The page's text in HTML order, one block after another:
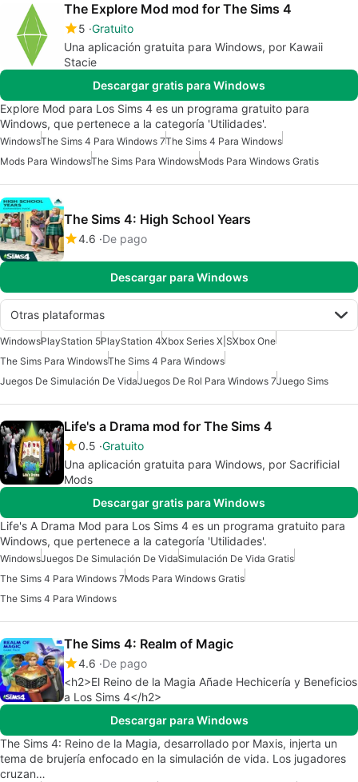
The Explore Mod mod for The Sims 4
5 Gratuito
Una aplicación gratuita para Windows, por Kawaii
Stacie
Descargar gratis para Windows
Explore Mod para Los Sims 4 es un programa gratuito para
Windows, que pertenece a la categoría 'Utilidades'.
WindowsThe Sims 4 Para Windows 7The Sims 4 Para Windows
Mods Para WindowsThe Sims Para WindowsMods Para Windows Gratis
The Sims 4: High School Years
4.6 De pago
Descargar para Windows
Otras plataformas
WindowsPlayStation 5PlayStation 4Xbox Series X|SXbox One
The Sims Para WindowsThe Sims 4 Para Windows
Juegos De Simulación De VidaJuegos De Rol Para Windows 7Juego Sims
Life's a Drama mod for The Sims 4
0.5 Gratuito
Una aplicación gratuita para Windows, por Sacrificial
Mods
Descargar gratis para Windows
Life's A Drama Mod para Los Sims 4 es un programa gratuito para
Windows, que pertenece a la categoría 'Utilidades'.
WindowsJuegos De Simulación De VidaSimulación De Vida Gratis
The Sims 4 Para Windows 7Mods Para Windows Gratis
The Sims 4 Para Windows
The Sims 4: Realm of Magic
4.6 De pago
<h2>El Reino de la Magia Añade Hechicería y Beneficios
a Los Sims 4</h2>
Descargar para Windows
The Sims 4: Reino de la Magia, desarrollado por Maxis, injerta un
tema de brujería enfocado en la simulación de vida. Los jugadores
cruzan…